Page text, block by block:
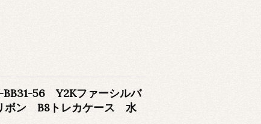
BB31-56 Y2Kファーシルバ
ボン B8トレカケース 水